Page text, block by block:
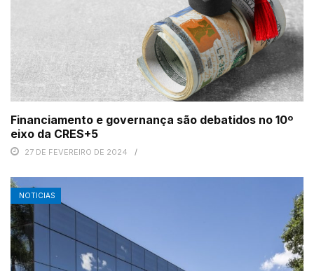
Financiamento e governança são debatidos no 10º
eixo da CRES+5
27 DE FEVEREIRO DE 2024
NOTICIAS